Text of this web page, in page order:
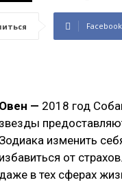
Facebook
Овен — 2018 год
звезды
Зодиака изменить
избавиться от
даже в тех сферах